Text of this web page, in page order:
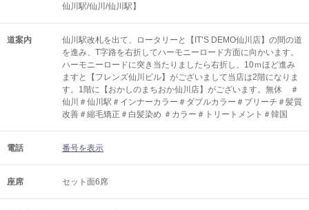
仙川駅/仙川/仙川駅】
道案内
仙川駅改札を出て、ロータリーと【IT’S DEMO仙川店】の間の道
を進み、T字路を右折してハーモニーロード方面に向かいます。
ハーモニーロードに突き当たりましたら右折し、10ｍほど進み
ますと【フレンズ仙川ビル】がございまして当店は2階になりま
す。1階に【おかしのまちおか仙川店】がございます。無休 ＃
仙川＃仙川駅＃インナーカラー＃ダブルカラー＃ブリーチ＃髪質
改善＃縮毛矯正＃白髪染め ＃カラー＃トリートメント＃韓国
電話 番号を表示
座席 セット面6席